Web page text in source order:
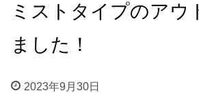
ミストタイプのアウ
ました！
2023年9月30日